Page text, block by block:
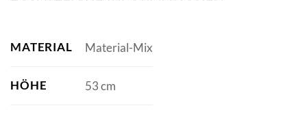
MATERIAL Material-Mix
HÖHE 53 cm